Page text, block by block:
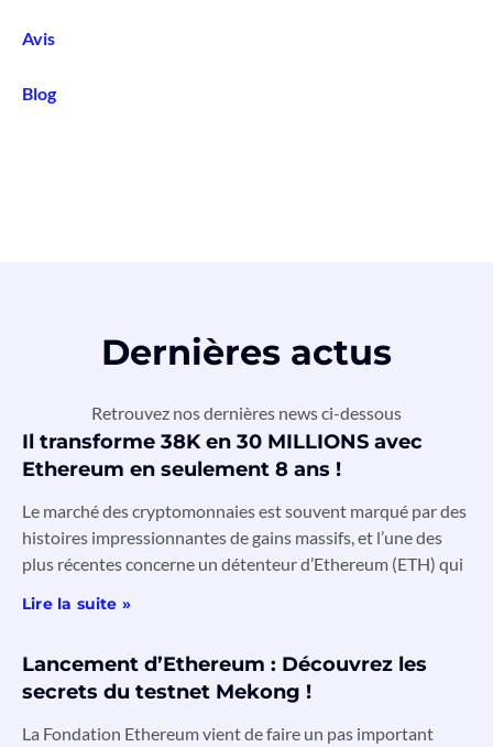
Avis
Blog
Dernières actus
Retrouvez nos dernières news ci-dessous
Il transforme 38K en 30 MILLIONS avec
Ethereum en seulement 8 ans !
Le marché des cryptomonnaies est souvent marqué par des
histoires impressionnantes de gains massifs, et l’une des
plus récentes concerne un détenteur d’Ethereum (ETH) qui
Lire la suite »
Lancement d’Ethereum : Découvrez les
secrets du testnet Mekong !
La Fondation Ethereum vient de faire un pas important